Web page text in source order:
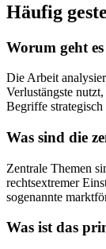
Häufig
Worum geht
Die Arbeit
Verlustängste
Begriffe
Was sind die
Zentrale Themen
rechtsextremer
sogenannte
Was ist das